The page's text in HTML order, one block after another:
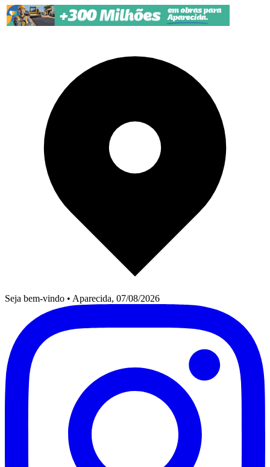
Pular para o conteúdo
Seja bem-vindo • Aparecida, 07/08/2026